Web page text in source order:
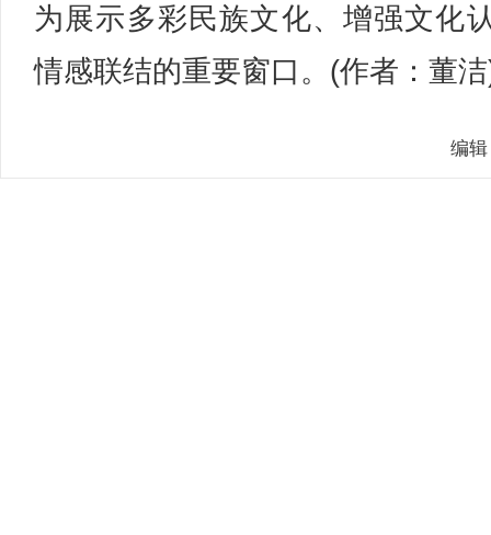
为展示多彩民族文化、增强文化
情感联结的重要窗口。(作者：董
编